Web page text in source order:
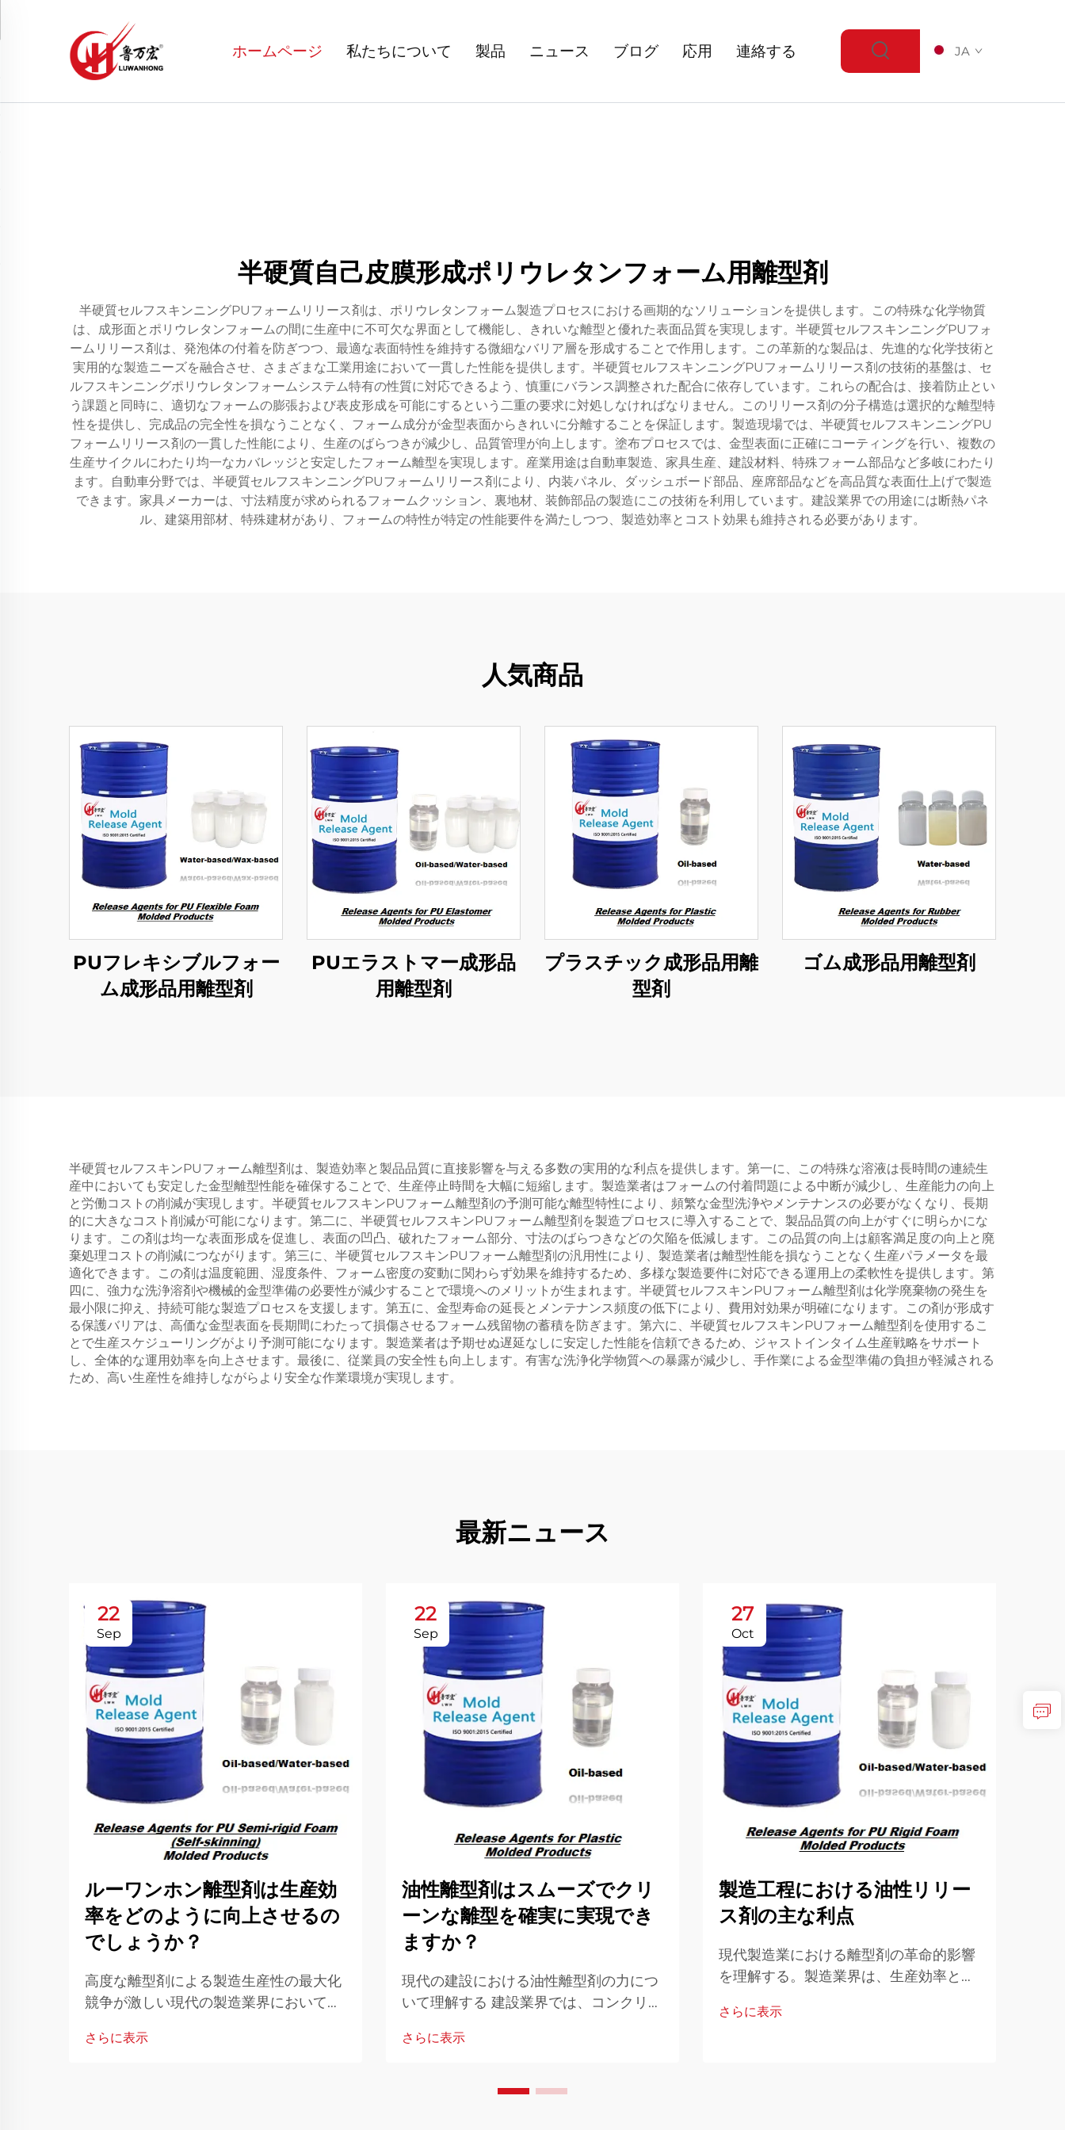
ホームページ 私たちについて 製品 ニュース ブログ 応用 連絡する JA
半硬質自己皮膜形成ポリウレタンフォーム用離型剤
半硬質セルフスキンニングPUフォームリリース剤は、ポリウレタンフォーム製造プロセスにおける画期的なソリューションを提供します。この特殊な化学物質
は、成形面とポリウレタンフォームの間に生産中に不可欠な界面として機能し、きれいな離型と優れた表面品質を実現します。半硬質セルフスキンニングPUフォ
ームリリース剤は、発泡体の付着を防ぎつつ、最適な表面特性を維持する微細なバリア層を形成することで作用します。この革新的な製品は、先進的な化学技術と
実用的な製造ニーズを融合させ、さまざまな工業用途において一貫した性能を提供します。半硬質セルフスキンニングPUフォームリリース剤の技術的基盤は、セ
ルフスキンニングポリウレタンフォームシステム特有の性質に対応できるよう、慎重にバランス調整された配合に依存しています。これらの配合は、接着防止とい
う課題と同時に、適切なフォームの膨張および表皮形成を可能にするという二重の要求に対処しなければなりません。このリリース剤の分子構造は選択的な離型特
性を提供し、完成品の完全性を損なうことなく、フォーム成分が金型表面からきれいに分離することを保証します。製造現場では、半硬質セルフスキンニングPU
フォームリリース剤の一貫した性能により、生産のばらつきが減少し、品質管理が向上します。塗布プロセスでは、金型表面に正確にコーティングを行い、複数の
生産サイクルにわたり均一なカバレッジと安定したフォーム離型を実現します。産業用途は自動車製造、家具生産、建設材料、特殊フォーム部品など多岐にわたり
ます。自動車分野では、半硬質セルフスキンニングPUフォームリリース剤により、内装パネル、ダッシュボード部品、座席部品などを高品質な表面仕上げで製造
できます。家具メーカーは、寸法精度が求められるフォームクッション、裏地材、装飾部品の製造にこの技術を利用しています。建設業界での用途には断熱パネ
ル、建築用部材、特殊建材があり、フォームの特性が特定の性能要件を満たしつつ、製造効率とコスト効果も維持される必要があります。
人気商品
PUフレキシブルフォー
ム成形品用離型剤
PUエラストマー成形品
用離型剤
プラスチック成形品用離
型剤
ゴム成形品用離型剤
半硬質セルフスキンPUフォーム離型剤は、製造効率と製品品質に直接影響を与える多数の実用的な利点を提供します。第一に、この特殊な溶液は長時間の連続生
産中においても安定した金型離型性能を確保することで、生産停止時間を大幅に短縮します。製造業者はフォームの付着問題による中断が減少し、生産能力の向上
と労働コストの削減が実現します。半硬質セルフスキンPUフォーム離型剤の予測可能な離型特性により、頻繁な金型洗浄やメンテナンスの必要がなくなり、長期
的に大きなコスト削減が可能になります。第二に、半硬質セルフスキンPUフォーム離型剤を製造プロセスに導入することで、製品品質の向上がすぐに明らかにな
ります。この剤は均一な表面形成を促進し、表面の凹凸、破れたフォーム部分、寸法のばらつきなどの欠陥を低減します。この品質の向上は顧客満足度の向上と廃
棄処理コストの削減につながります。第三に、半硬質セルフスキンPUフォーム離型剤の汎用性により、製造業者は離型性能を損なうことなく生産パラメータを最
適化できます。この剤は温度範囲、湿度条件、フォーム密度の変動に関わらず効果を維持するため、多様な製造要件に対応できる運用上の柔軟性を提供します。第
四に、強力な洗浄溶剤や機械的金型準備の必要性が減少することで環境へのメリットが生まれます。半硬質セルフスキンPUフォーム離型剤は化学廃棄物の発生を
最小限に抑え、持続可能な製造プロセスを支援します。第五に、金型寿命の延長とメンテナンス頻度の低下により、費用対効果が明確になります。この剤が形成す
る保護バリアは、高価な金型表面を長期間にわたって損傷させるフォーム残留物の蓄積を防ぎます。第六に、半硬質セルフスキンPUフォーム離型剤を使用するこ
とで生産スケジューリングがより予測可能になります。製造業者は予期せぬ遅延なしに安定した性能を信頼できるため、ジャストインタイム生産戦略をサポート
し、全体的な運用効率を向上させます。最後に、従業員の安全性も向上します。有害な洗浄化学物質への暴露が減少し、手作業による金型準備の負担が軽減される
ため、高い生産性を維持しながらより安全な作業環境が実現します。
最新ニュース
22
Sep
ルーワンホン離型剤は生産効
率をどのように向上させるの
でしょうか？
高度な離型剤による製造生産性の最大化
競争が激しい現代の製造業界において、
剤を使用することは、ゲームチェンジャ
さらに表示
22
Sep
油性離型剤はスムーズでクリ
ーンな離型を確実に実現でき
ますか？
現代の建設における油性離型剤の力につ
いて理解する 建設業界では、コンクリー
的なソリューションが常に求められてい
要素として登場しました…
さらに表示
27
Oct
製造工程における油性リリー
ス剤の主な利点
現代製造業における離型剤の革命的影響
を理解する。製造業界は、生産効率と製
ョンとともに進化し続けています。その
さらに表示